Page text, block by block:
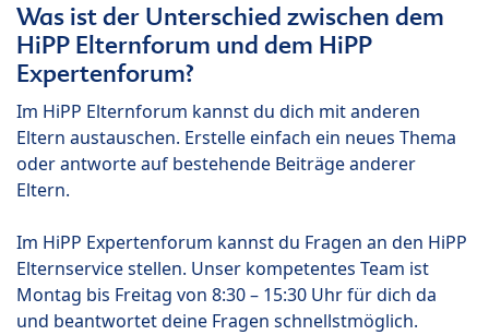
Was ist der Unterschied zwischen dem
HiPP Elternforum und dem HiPP
Expertenforum?
Im HiPP Elternforum kannst du dich mit anderen
Eltern austauschen. Erstelle einfach ein neues Thema
oder antworte auf bestehende Beiträge anderer
Eltern.
Im HiPP Expertenforum kannst du Fragen an den HiPP
Elternservice stellen. Unser kompetentes Team ist
Montag bis Freitag von 8:30 – 15:30 Uhr für dich da
und beantwortet deine Fragen schnellstmöglich.